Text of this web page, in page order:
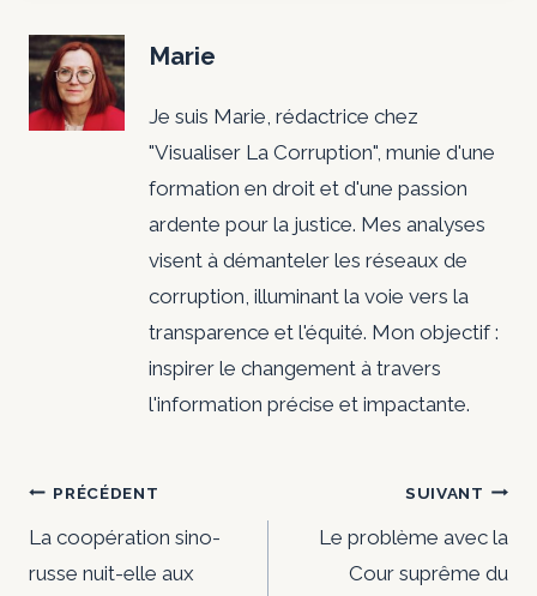
Marie
Je suis Marie, rédactrice chez
"Visualiser La Corruption", munie d'une
formation en droit et d'une passion
ardente pour la justice. Mes analyses
visent à démanteler les réseaux de
corruption, illuminant la voie vers la
transparence et l'équité. Mon objectif :
inspirer le changement à travers
l'information précise et impactante.
Navigation
de
PRÉCÉDENT
La coopération sino-
russe nuit-elle aux
SUIVANT
Le problème avec la
Cour suprême du